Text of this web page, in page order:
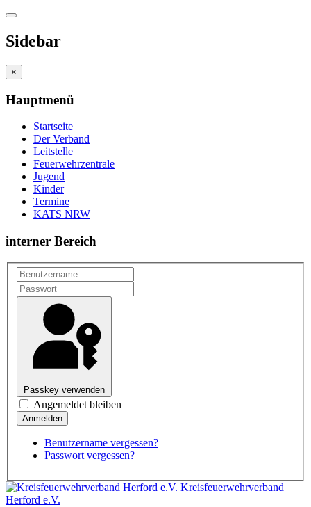
Sidebar
×
Hauptmenü
Startseite
Der Verband
Leitstelle
Feuerwehrzentrale
Jugend
Kinder
Termine
KATS NRW
interner Bereich
Passkey verwenden
Angemeldet bleiben
Benutzername vergessen?
Passwort vergessen?
Kreisfeuerwehrverband
Herford e.V.